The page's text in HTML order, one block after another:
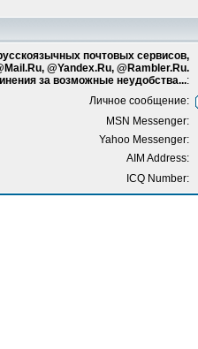
почтовых сервисов,
@Yandex.Ru, @Rambler.Ru.
за возможные неудобства...:
Личное сообщение:
MSN Messenger:
Yahoo Messenger:
AIM Address:
ICQ Number: